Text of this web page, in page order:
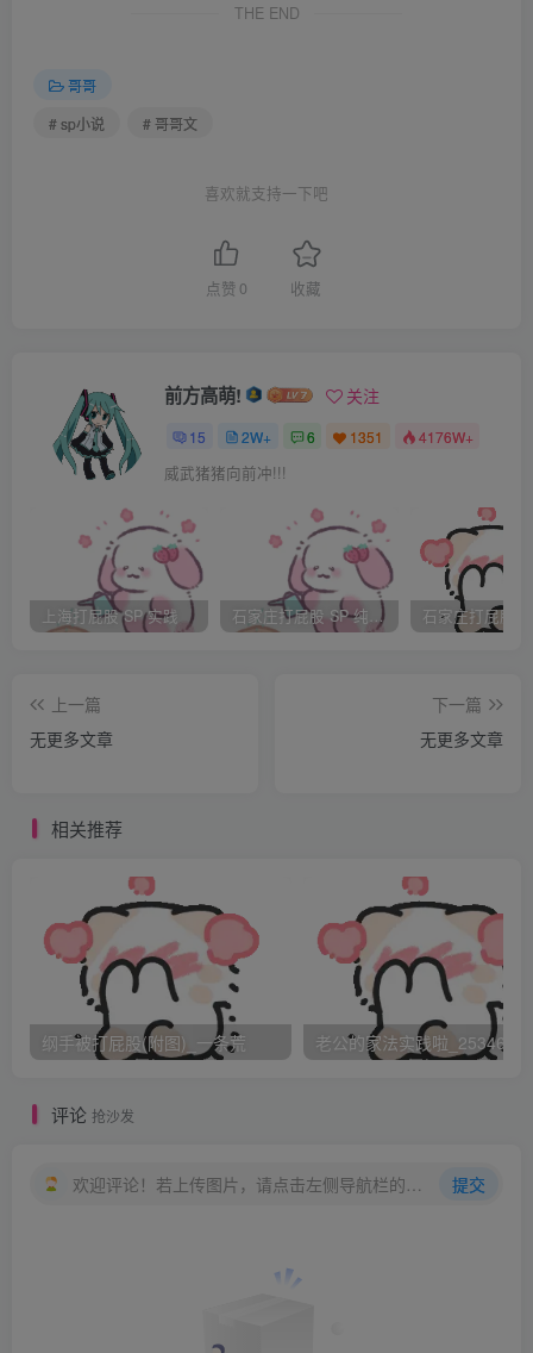
后他被疼痛蔓延了.真的好痛他轻轻的哼
了哼就觉得身后的那只手更轻柔了.哥哥他还在乎我的祁冰幸
福的想。
接下来的日子祁冰就在养伤中度过，不过哥哥对他的态度还
是不冷不热.但比起以前的不理睬算是好
好全部变成他来做.以前没发现祁冰包揽了他的衣食住行.现
在事事都要他自己做.他本人从来没搞过
这些.祁旭郁闷的意识到以后绝对不可以在打那么重了。
祁冰哼着小调愉快的走进学校这半个月他躺在床上都快发霉
了.“快看，那个不祁冰吗？好帅哦”
了.我还以为你要休学了呢”校
笑起来。楼上祁旭冷冷的看着这一幕.他们的笑脸和挽在一起
的手是那么刺眼，“祁旭，那个女
的是高我们一界的学姐兼校花”秦易看着他目不转睛的看着
李崎以为他对那个女的有意思好心
不错.校花哼还没有祁冰好看呐祁旭
祁冰进了C班大家的热情的问这问那.祁冰也笑眯眯的回着.
THE END
哥哥
# sp小说
# 哥哥文
喜欢就支持一下吧
点赞 0 收藏
前方高萌! 关注
15 2W+ 6 1351 4176W+
威武猪猪向前冲!!!
上海打屁股 SP 实践 石家庄打屁股 SP 纯实践
上一篇
无更多文章
下一篇
无更多文章
相关推荐
纲手被打屁股(附图)_一条荒 老公的家法实践啦
评论 抢沙发
欢迎评论！若上传图片，请点击左侧导航栏的图床工具，获取图片链接。 提交